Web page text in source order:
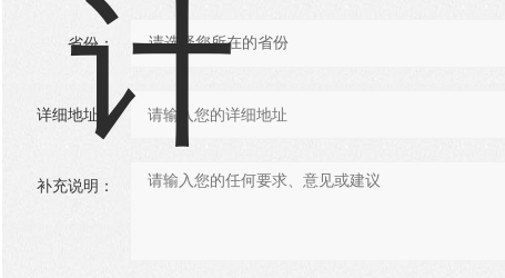
省份：
详细地址：
补充说明：